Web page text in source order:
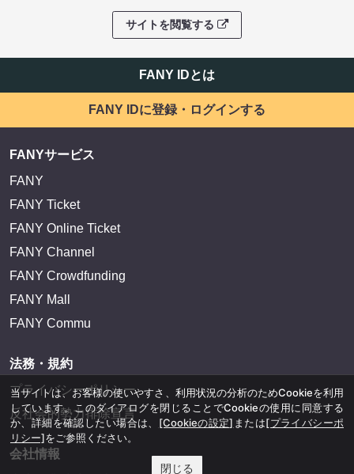
サイトを閲覧する
FANY IDとは
FANY IDに登録・ログインする
FANYサービス
FANY
FANY Ticket
FANY Online Ticket
FANY Channel
FANY Crowdfunding
FANY Mall
FANY Commu
法務・規約
プライバシーポリシー
反社会的勢力排除宣言
会社情報
当サイトは、お客様の使いやすさ、利用状況の分析のためCookieを利用
しています。このダイアログを閉じることでCookieの使用に同意する
か、詳細を確認したい場合は、 [Cookieの設定] または[プライバシーポ
リシー]をご参照ください。
閉じる